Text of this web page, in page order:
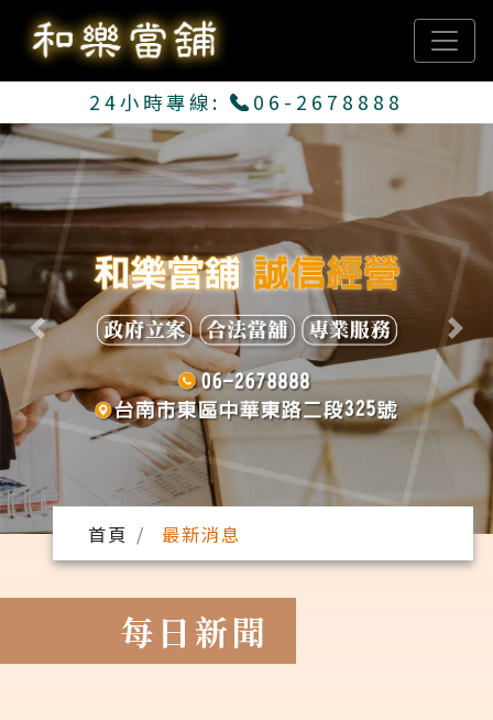
24小時專線: 06-2678888
Previous Next
首頁 最新消息
每日新聞